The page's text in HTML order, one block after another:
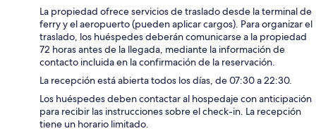
La propiedad ofrece servicios de traslado desde la terminal de
ferry y el aeropuerto (pueden aplicar cargos). Para organizar el
traslado, los huéspedes deberán comunicarse a la propiedad
72 horas antes de la llegada, mediante la información de
contacto incluida en la confirmación de la reservación.
La recepción está abierta todos los días, de 07:30 a 22:30.
Los huéspedes deben contactar al hospedaje con anticipación
para recibir las instrucciones sobre el check-in. La recepción
tiene un horario limitado.